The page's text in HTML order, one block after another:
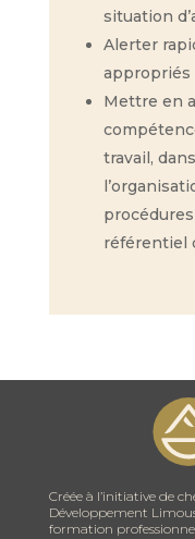
situation
Alerter
appropriés
Mettre en
travail,
référentiel
Créée à l’initiative de
Développement
formation